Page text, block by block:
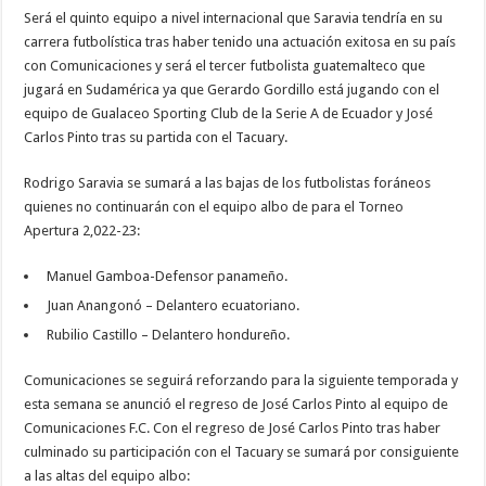
Será el quinto equipo a nivel internacional que Saravia tendría en su
carrera futbolística tras haber tenido una actuación exitosa en su país
con Comunicaciones y será el tercer futbolista guatemalteco que
jugará en Sudamérica ya que Gerardo Gordillo está jugando con el
equipo de Gualaceo Sporting Club de la Serie A de Ecuador y José
Carlos Pinto tras su partida con el Tacuary.
Rodrigo Saravia se sumará a las bajas de los futbolistas foráneos
quienes no continuarán con el equipo albo de para el Torneo
Apertura 2,022-23:
Manuel Gamboa-Defensor panameño.
Juan Anangonó – Delantero ecuatoriano.
Rubilio Castillo – Delantero hondureño.
Comunicaciones se seguirá reforzando para la siguiente temporada y
esta semana se anunció el regreso de José Carlos Pinto al equipo de
Comunicaciones F.C. Con el regreso de José Carlos Pinto tras haber
culminado su participación con el Tacuary se sumará por consiguiente
a las altas del equipo albo: